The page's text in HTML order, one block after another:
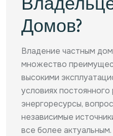
Домов?
Владение частным
множество
высокими
условиях
энергоресурсы,
независимые
все более